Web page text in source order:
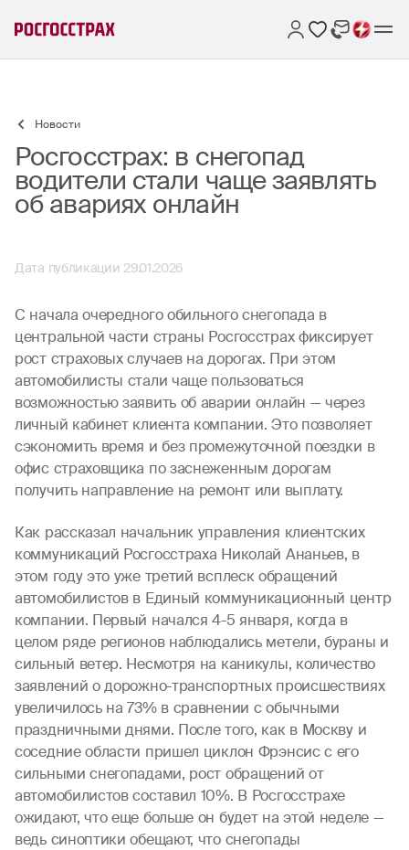
Новости
Росгосстрах: в снегопад
водители стали чаще заявлять
об авариях онлайн
Дата публикации 29.01.2026
С начала очередного обильного снегопада в
центральной части страны Росгосстрах фиксирует
рост страховых случаев на дорогах. При этом
автомобилисты стали чаще пользоваться
возможностью заявить об аварии онлайн — через
личный кабинет клиента компании. Это позволяет
сэкономить время и без промежуточной поездки в
офис страховщика по заснеженным дорогам
получить направление на ремонт или выплату.
Как рассказал начальник управления клиентских
коммуникаций Росгосстраха Николай Ананьев, в
этом году это уже третий всплеск обращений
автомобилистов в Единый коммуникационный центр
компании. Первый начался 4-5 января, когда в
целом ряде регионов наблюдались метели, бураны и
сильный ветер. Несмотря на каникулы, количество
заявлений о дорожно-транспортных происшествиях
увеличилось на 73% в сравнении с обычными
праздничными днями. После того, как в Москву и
соседние области пришел циклон Фрэнсис с его
сильными снегопадами, рост обращений от
автомобилистов составил 10%. В Росгосстрахе
ожидают, что еще больше он будет на этой неделе —
ведь синоптики обещают, что снегопады